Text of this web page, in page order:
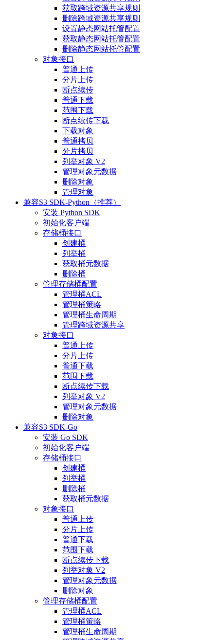
获取跨域资源共享规则
删除跨域资源共享规则
设置静态网站托管配置
获取静态网站托管配置
删除静态网站托管配置
对象接口
普通上传
分片上传
断点续传
普通下载
范围下载
断点续传下载
下载对象
普通拷贝
分片拷贝
列举对象 V2
管理对象元数据
删除对象
管理对象
兼容S3 SDK-Python（推荐）
安装 Python SDK
初始化客户端
存储桶接口
创建桶
列举桶
获取桶元数据
删除桶
管理存储桶配置
管理桶ACL
管理桶策略
管理桶生命周期
管理跨域资源共享
对象接口
普通上传
分片上传
普通下载
范围下载
断点续传下载
列举对象 V2
管理对象元数据
删除对象
兼容S3 SDK-Go
安装 Go SDK
初始化客户端
存储桶接口
创建桶
列举桶
删除桶
获取桶元数据
对象接口
普通上传
分片上传
普通下载
范围下载
断点续传下载
列举对象 V2
管理对象元数据
删除对象
管理存储桶配置
管理桶ACL
管理桶策略
管理桶生命周期